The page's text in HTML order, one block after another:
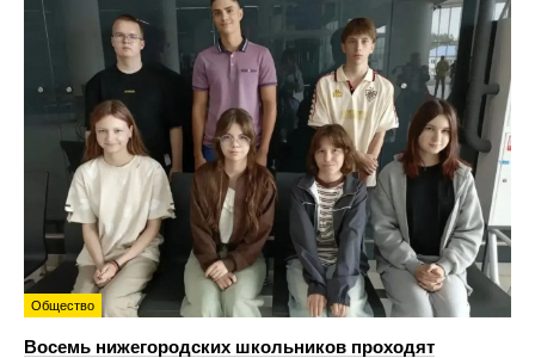
Общество
Восемь нижегородских школьников проходят